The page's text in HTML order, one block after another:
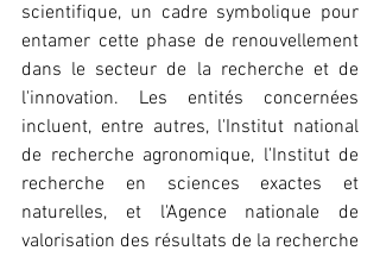
scientifique, un cadre symbolique pour
entamer cette phase de renouvellement
dans le secteur de la recherche et de
l'innovation. Les entités concernées
incluent, entre autres, l'Institut national
de recherche agronomique, l'Institut de
recherche en sciences exactes et
naturelles, et l'Agence nationale de
valorisation des résultats de la recherche